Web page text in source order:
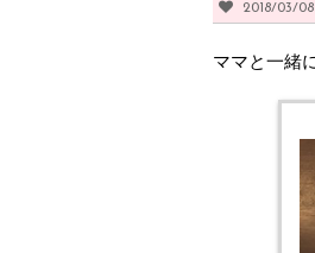
2018/03/08
ママと一緒